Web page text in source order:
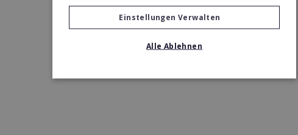
Einstellungen Verwalten
Alle Ablehnen